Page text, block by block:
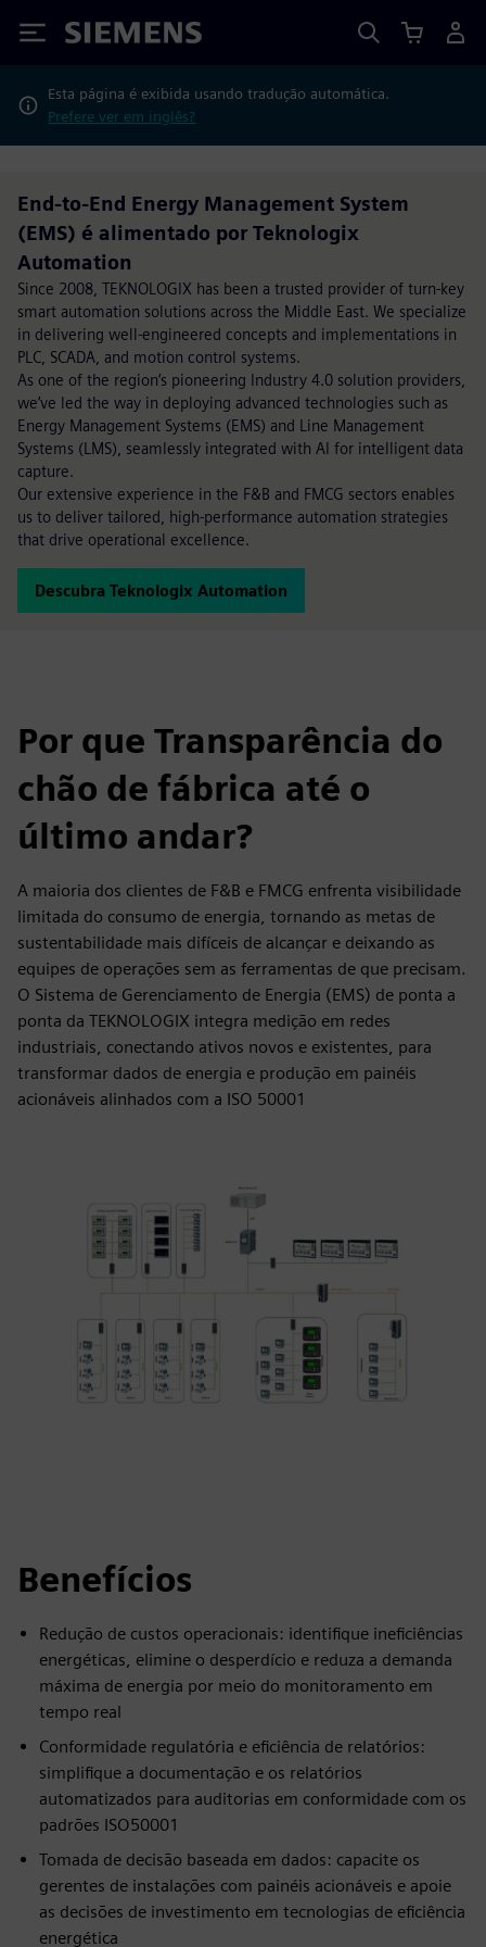
Siemens
Esta página é exibida usando tradução automática.
Prefere ver em inglês?
End-to-End Energy Management System
(EMS) é alimentado por Teknologix
Automation
Since 2008, TEKNOLOGIX has been a trusted provider of turn-key
smart automation solutions across the Middle East. We specialize
in delivering well-engineered concepts and implementations in
PLC, SCADA, and motion control systems.
As one of the region’s pioneering Industry 4.0 solution providers,
we’ve led the way in deploying advanced technologies such as
Energy Management Systems (EMS) and Line Management
Systems (LMS), seamlessly integrated with AI for intelligent data
capture.
Our extensive experience in the F&B and FMCG sectors enables
us to deliver tailored, high-performance automation strategies
that drive operational excellence.
Descubra Teknologix Automation
Por que Transparência do
chão de fábrica até o
último andar?
A maioria dos clientes de F&B e FMCG enfrenta visibilidade
limitada do consumo de energia, tornando as metas de
sustentabilidade mais difíceis de alcançar e deixando as
equipes de operações sem as ferramentas de que precisam.
O Sistema de Gerenciamento de Energia (EMS) de ponta a
ponta da TEKNOLOGIX integra medição em redes
industriais, conectando ativos novos e existentes, para
transformar dados de energia e produção em painéis
acionáveis alinhados com a ISO 50001
Benefícios
Redução de custos operacionais: identifique ineficiências
energéticas, elimine o desperdício e reduza a demanda
máxima de energia por meio do monitoramento em
tempo real
Conformidade regulatória e eficiência de relatórios:
simplifique a documentação e os relatórios
automatizados para auditorias em conformidade com os
padrões ISO50001
Tomada de decisão baseada em dados: capacite os
gerentes de instalações com painéis acionáveis e apoie
as decisões de investimento em tecnologias de eficiência
energética